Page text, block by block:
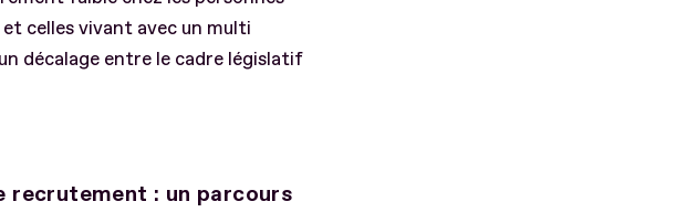
celles vivant avec un multi
décalage entre le cadre législatif
recrutement : un parcours